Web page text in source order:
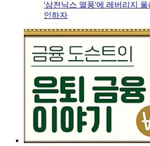
'삼전닉스 열풍'에 레버리지
인하자